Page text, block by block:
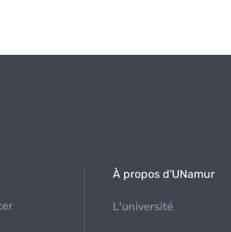
À propos d'UNamur
L'université